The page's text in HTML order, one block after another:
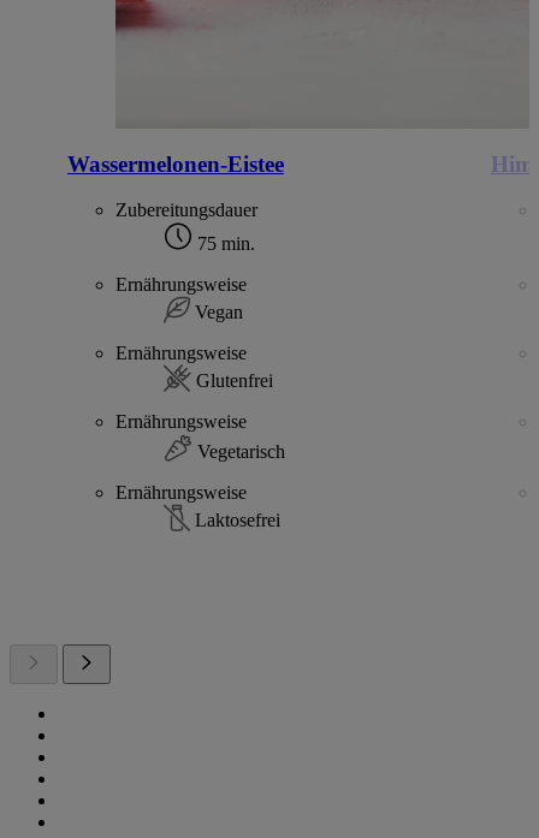
Wassermelonen-Eistee
Zubereitungsdauer
75 min.
Ernährungsweise
Vegan
Ernährungsweise
Glutenfrei
Ernährungsweise
Vegetarisch
Ernährungsweise
Laktosefrei